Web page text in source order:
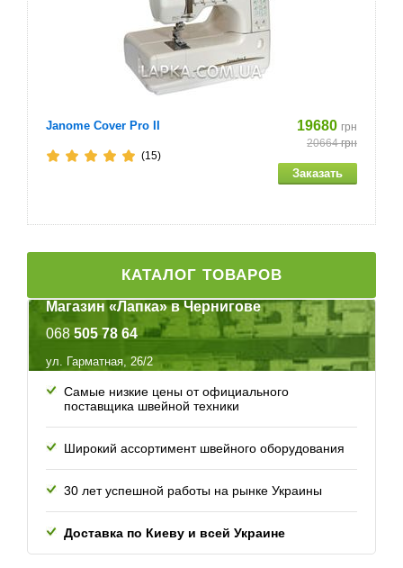
Janome Cover Pro II 19680 грн
20664грн
(15)
КАТАЛОГ ТОВАРОВ
Магазин «Лапка» в Чернигове
068 505 78 64
ул. Гарматная, 26/2
Самые низкие цены от официального
поставщика швейной техники
Широкий ассортимент швейного оборудования
30 лет успешной работы на рынке Украины
Доставка по Киеву и всей Украине